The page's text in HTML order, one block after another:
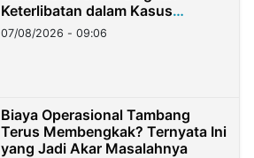
Keterlibatan dalam Kasus
Hilangnya Dana Nasabah Rp2,58
Miliar
07/08/2026 - 09:06
Biaya Operasional Tambang
Terus Membengkak? Ternyata Ini
yang Jadi Akar Masalahnya